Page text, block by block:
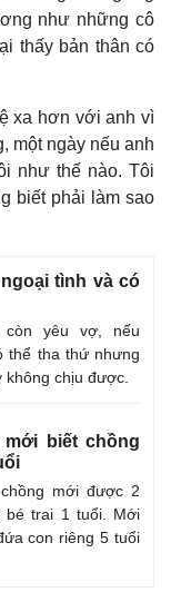
như những cô
thấy bản thân có
xa hơn với anh vì
một ngày nếu anh
như thế nào. Tôi
biết phải làm sao
tình và có
còn yêu vợ, nếu
thể tha thứ nhưng
chịu được.
biết chồng
mới được 2
bé trai 1 tuổi. Mới
con riêng 5 tuổi